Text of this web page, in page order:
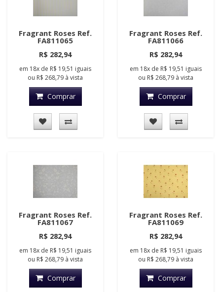
Fragrant Roses Ref.
FA811065
R$ 282,94
em 18x de R$ 19,51 iguais
ou R$ 268,79 à vista
Comprar
Fragrant Roses Ref.
FA811066
R$ 282,94
em 18x de R$ 19,51 iguais
ou R$ 268,79 à vista
Comprar
Fragrant Roses Ref.
FA811067
R$ 282,94
em 18x de R$ 19,51 iguais
ou R$ 268,79 à vista
Comprar
Fragrant Roses Ref.
FA811069
R$ 282,94
em 18x de R$ 19,51 iguais
ou R$ 268,79 à vista
Comprar